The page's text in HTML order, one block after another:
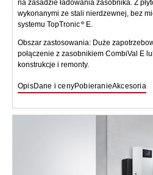
na zasadzie ładowania zasobnika. Z
wykonanymi ze stali nierdzewnej, bez
systemu TopTronic
E.
Obszar zastosowania: Duże
połączenie z zasobnikiem CombiVal E
konstrukcje i remonty.
OpisDane i cenyPobieranieAkcesoria